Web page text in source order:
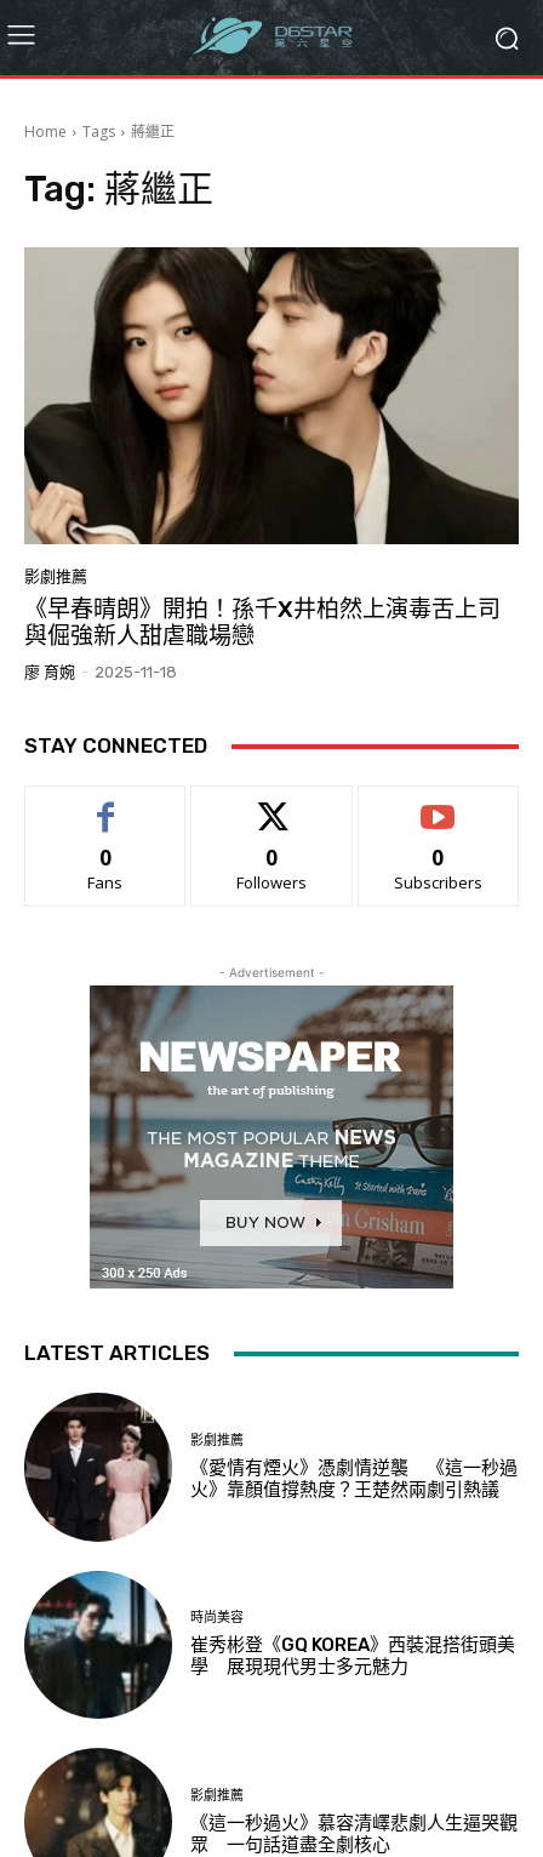
Home Tags 蔣繼正
Tag: 蔣繼正
影劇推薦
《早春晴朗》開拍！孫千X井柏然上演毒舌上司
與倔強新人甜虐職場戀
廖 育婉 - 2025-11-18
STAY CONNECTED
0
Fans
0
Followers
0
Subscribers
- Advertisement -
LATEST ARTICLES
影劇推薦
《愛情有煙火》憑劇情逆襲 《這一秒過
火》靠顏值撐熱度？王楚然兩劇引熱議
時尚美容
崔秀彬登《GQ KOREA》西裝混搭街頭美
學 展現現代男士多元魅力
影劇推薦
《這一秒過火》慕容清嶧悲劇人生逼哭觀
眾 一句話道盡全劇核心